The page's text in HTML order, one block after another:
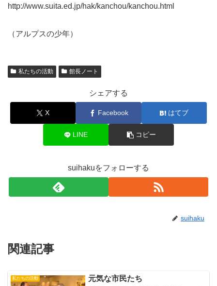
http://www.suita.ed.jp/hak/kanchou/kanchou.html
（アルプスの少年）
私たちの活動 館長ノート
シェアする
X Facebook はてブ
LINE コピー
suihakuをフォローする
suihaku
関連記事
私たちの活動 元気な市民たち